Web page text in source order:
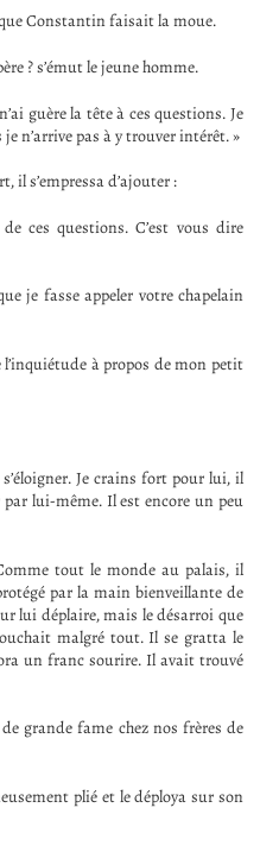
Constantin faisait la moue.
? s’émut le jeune homme.
guère la tête à ces questions. Je
n’arrive pas à y trouver intérêt. »
il s’empressa d’ajouter :
ces questions. C’est vous dire
je fasse appeler votre chapelain
à propos de mon petit
Je crains fort pour lui, il
lui-même. Il est encore un peu
tout le monde au palais, il
par la main bienveillante de
lui déplaire, mais le désarroi que
malgré tout. Il se gratta le
un franc sourire. Il avait trouvé
grande fame chez nos frères de
plié et le déploya sur son